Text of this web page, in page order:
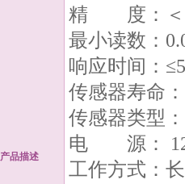
产品描述
精 度：＜
最小读数：
响应时间：
传感器寿命
传感器类型
电 源： 12-
工作方式：